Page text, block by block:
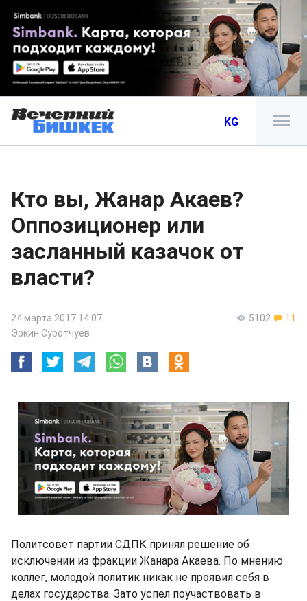
KG
Кто вы, Жанар Акаев?
Оппозиционер или
засланный казачок от
власти?
5102 11
24 марта 2017 14:07
Эркин Суротчуев
Политсовет партии СДПК принял решение об
исключении из фракции Жанара Акаева. По мнению
коллег, молодой политик никак не проявил себя в
делах государства. Зато успел поучаствовать в